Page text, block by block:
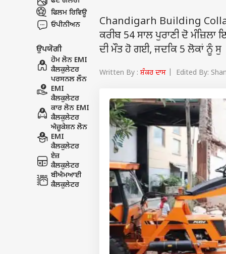
ਫਿਲਮ ਰਿਵਿਊ
ਓਪੀਨੀਅਨ
ਉਪਯੋਗੀ
ਹੋਮ ਲੋਨ EMI
ਕੈਲਕੁਲੇਟਰ
ਪਰਸਨਲ ਲੌਨ
EMI
ਕੈਲਕੁਲੇਟਰ
ਕਾਰ ਲੋਨ EMI
ਕੈਲਕੁਲੇਟਰ
ਐਜ਼ੂਕੇਸ਼ਨ ਲੋਨ
EMI
ਕੈਲਕੁਲੇਟਰ
ਏਜ਼
ਕੈਲਕੁਲੇਟਰ
ਬੀਐਮਆਈ
ਕੈਲਕੁਲੇਟਰ
Chandigarh Building
ਕਰੀਬ 54 ਸਾਲ ਪੁਰਾਣੀ ਦੋ
ਦੀ ਮੌਤ ਹੋ ਗਈ, ਜਦਕਿ 5 ਲੋਕਾਂ ਨੂੰ ਸੁ
Written By : ਸ਼ੰਕਰ ਦਾਸ | Edited By: